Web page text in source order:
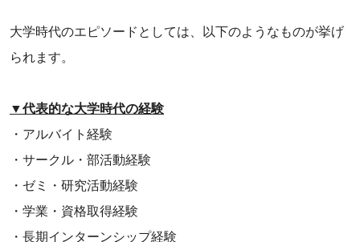
大学時代のエピソードとしては、以下のようなものが挙げ
られます。
▼代表的な大学時代の経験
・アルバイト経験
・サークル・部活動経験
・ゼミ・研究活動経験
・学業・資格取得経験
・長期インターンシップ経験